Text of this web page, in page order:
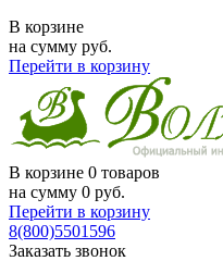
В корзине
на сумму руб.
Перейти в корзину
В корзине 0 товаров
на сумму 0 руб.
Перейти в корзину
8(800)5501596
Заказать звонок